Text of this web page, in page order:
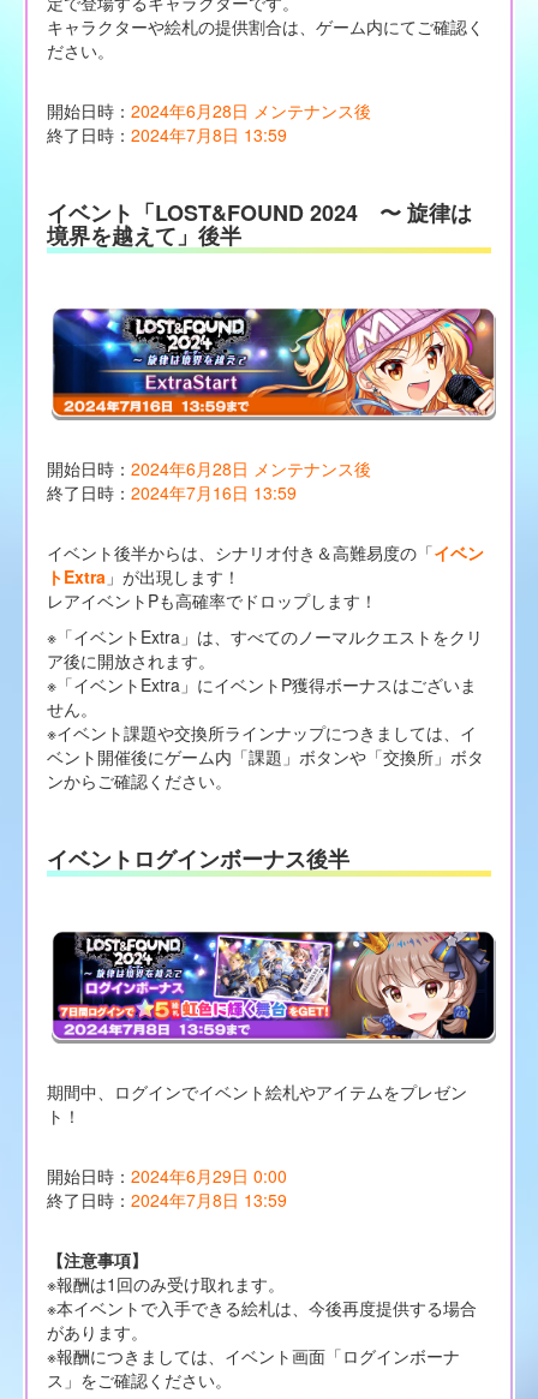
キャラクターや絵札の提供割合は、ゲーム内にてご確認く
ださい。
開始日時： 2024年6月28日 メンテナンス後
終了日時： 2024年7月8日 13:59
イベント「LOST&FOUND 2024 〜 旋律は
境界を越えて」後半
開始日時： 2024年6月28日 メンテナンス後
終了日時： 2024年7月16日 13:59
イベント後半からは、シナリオ付き＆高難易度の「イベン
トExtra」が出現します！
レアイベントPも高確率でドロップします！
※「イベントExtra」は、すべてのノーマルクエストをクリ
ア後に開放されます。
※「イベントExtra」にイベントP獲得ボーナスはございま
せん。
※イベント課題や交換所ラインナップにつきましては、イ
ベント開催後にゲーム内「課題」ボタンや「交換所」ボタ
ンからご確認ください。
イベントログインボーナス後半
期間中、ログインでイベント絵札やアイテムをプレゼン
ト！
開始日時： 2024年6月29日 0:00
終了日時： 2024年7月8日 13:59
【注意事項】
※報酬は1回のみ受け取れます。
※本イベントで入手できる絵札は、今後再度提供する場合
があります。
※報酬につきましては、イベント画面「ログインボーナ
ス」をご確認ください。